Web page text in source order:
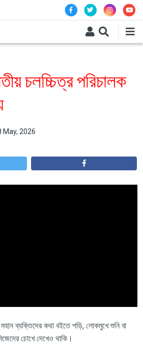
চলচ্চিত্র পরিচালক
May, 2026
ব্যক্তিদের কথা বইতে পড়ি, লোকমুখে শুনি বা
চোখে দেখেও থাকি।